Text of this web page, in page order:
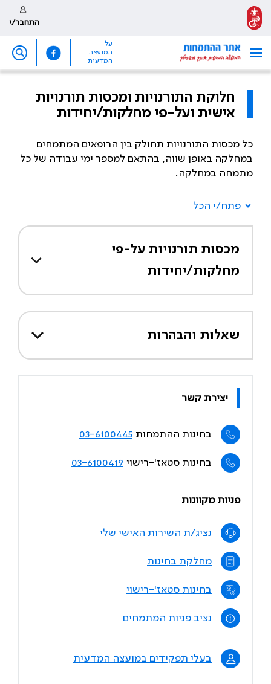
התחבר/י
על
המועצה
המדעית
חלוקת התורנויות ומכסות תורנויות
אישית ועל-פי מחלקות/יחידות
כל מכסות התורנויות תחולק בין הרופאים המתמחים
במחלקה באופן שווה, בהתאם למספר ימי עבודה של כל
מתמחה במחלקה.
פתח/י הכל
מכסות תורנויות על-פי
מחלקות/יחידות
שאלות והבהרות
יצירת קשר
בחינות ההתמחות 03-6100445
בחינות סטאז'-רישוי 03-6100419
פניות מקוונות
נציג/ת השירות האישי שלי
מחלקת בחינות
בחינות סטאז'-רישוי
נציב פניות המתמחים
בעלי תפקידים במועצה המדעית